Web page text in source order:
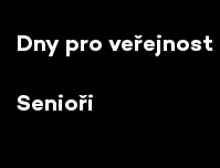
Dny pro veřejnost
Senioři